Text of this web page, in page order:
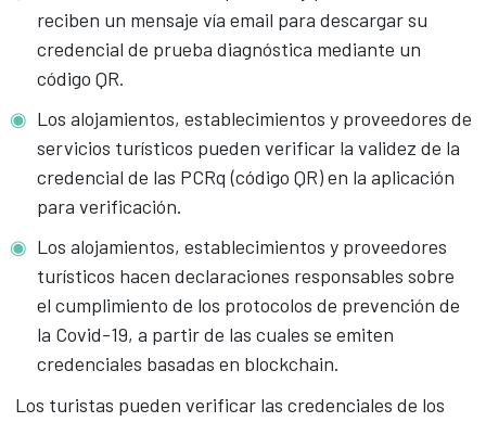
reciben un mensaje vía email para descargar su
credencial de prueba diagnóstica mediante un
código QR.
Los alojamientos, establecimientos y proveedores de
servicios turísticos pueden verificar la validez de la
credencial de las PCRq (código QR) en la aplicación
para verificación.
Los alojamientos, establecimientos y proveedores
turísticos hacen declaraciones responsables sobre
el cumplimiento de los protocolos de prevención de
la Covid-19, a partir de las cuales se emiten
credenciales basadas en blockchain.
Los turistas pueden verificar las credenciales de los